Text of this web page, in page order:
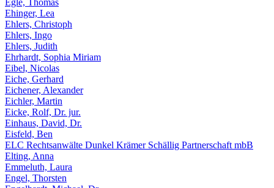
Ehinger, Lea
Ehlers, Christoph
Ehlers, Ingo
Ehlers, Judith
Ehrhardt, Sophia Miriam
Eibel, Nicolas
Eiche, Gerhard
Eichener, Alexander
Eichler, Martin
Eicke, Rolf, Dr. jur.
Einhaus, David, Dr.
Eisfeld, Ben
ELC Rechtsanwälte Dunkel Krämer Schällig Partnerschaft mbB
Elting, Anna
Emmeluth, Laura
Engel, Thorsten